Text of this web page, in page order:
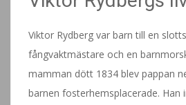
Viktor Rydberg var barn till en
fångvaktmästare och en
mamman dött 1834 blev pappan
barnen fosterhemsplacerade. Han